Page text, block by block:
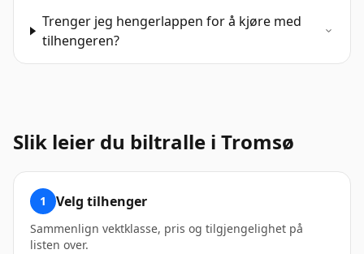
Trenger jeg hengerlappen for å kjøre med
tilhengeren?
Slik leier du biltralle i Tromsø
1 Velg tilhenger
Sammenlign vekt­klasse, pris og tilgjengelighet på
listen over.